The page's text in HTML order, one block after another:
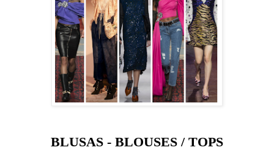
BLUSAS - BLOUSES / TOPS